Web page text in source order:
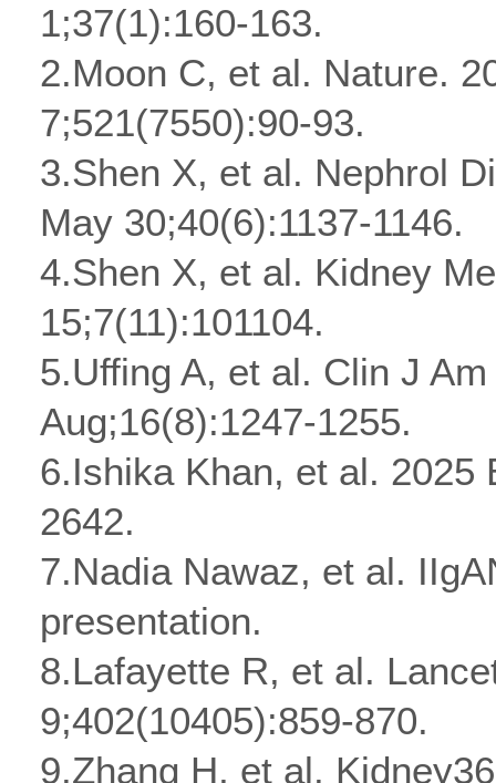
1;37(1):160-163.
2.Moon C, et al. Nature.
7;521(7550):90-93.
3.Shen X, et al. Nephrol
May 30;40(6):1137-1146.
4.Shen X, et al. Kidney
15;7(11):101104.
5.Uffing A, et al. Clin J
Aug;16(8):1247-1255.
6.Ishika Khan, et al. 2025
2642.
7.Nadia Nawaz, et al.
presentation.
8.Lafayette R, et al.
9;402(10405):859-870.
9.Zhang H, et al.